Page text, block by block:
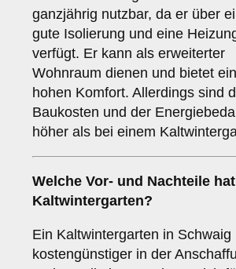
ganzjährig nutzbar, da er über
gute Isolierung und eine
verfügt. Er kann als erweiterter
Wohnraum dienen und bietet
hohen Komfort. Allerdings sind
Baukosten und der
höher als bei einem
Welche Vor- und Nachteile
Kaltwintergarten?
Ein Kaltwintergarten in Schwaig
kostengünstiger in der